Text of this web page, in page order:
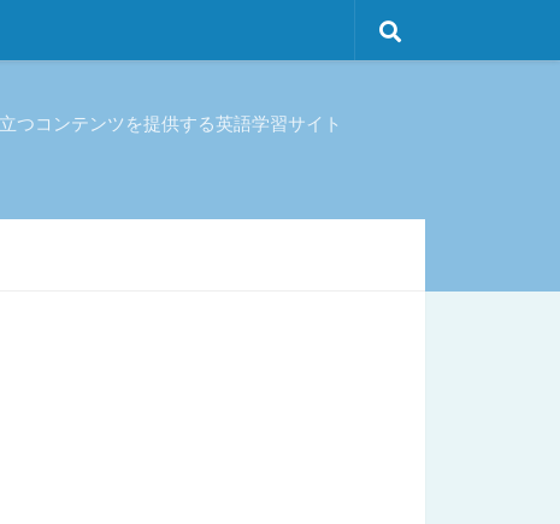
つコンテンツを提供する英語学習サイト